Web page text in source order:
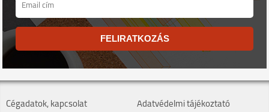
FELIRATKOZÁS
Cégadatok, kapcsolat
Adatvédelmi tájékoztató